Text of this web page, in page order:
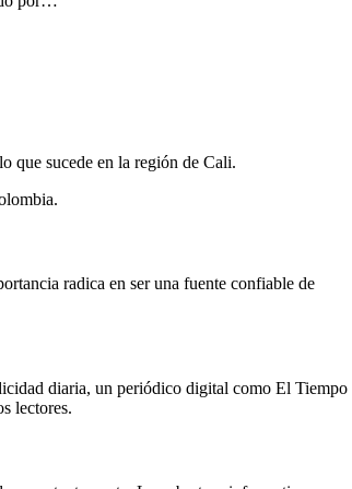
que sucede en la región de Cali.
radica en ser una fuente confiable de
diaria, un periódico digital como El Tiempo
lectores.